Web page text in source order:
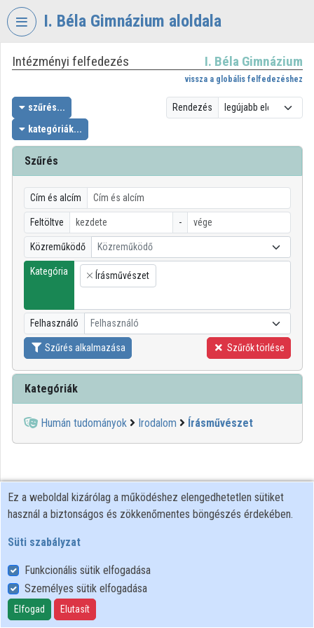
Fejléc kihagyása
I. Béla Gimnázium aloldala
VIDEOTORIUM
BÉLA
GIMNÁZIUM
Intézményi kezdőlap
Bejelentkezés
Intézményi felfedezés
Kategóriák
Intézményi listák
Intézmények
Közreműködők
Intézményi felfedezés I. Béla Gimnázium
vissza a globális felfedezéshez
szűrés...
kategóriák...
Rendezés
Szűrés
Cím és alcím
Feltöltve -
Közreműködő Közreműködő
Kategória
×
Írásművészet
Felhasználó Felhasználó
Szűrés alkalmazása Szűrők törlése
Kategóriák
Humán tudományok Irodalom Írásművészet
Felhasználói szabályzat
Adatkezelési tájékoztató
Süti szabályzat
Ez a weboldal kizárólag a működéshez elengedhetetlen sütiket
használ a biztonságos és zökkenőmentes böngészés érdekében.
Süti szabályzat
Funkcionális sütik elfogadása
Személyes sütik elfogadása
Elfogad Elutasít